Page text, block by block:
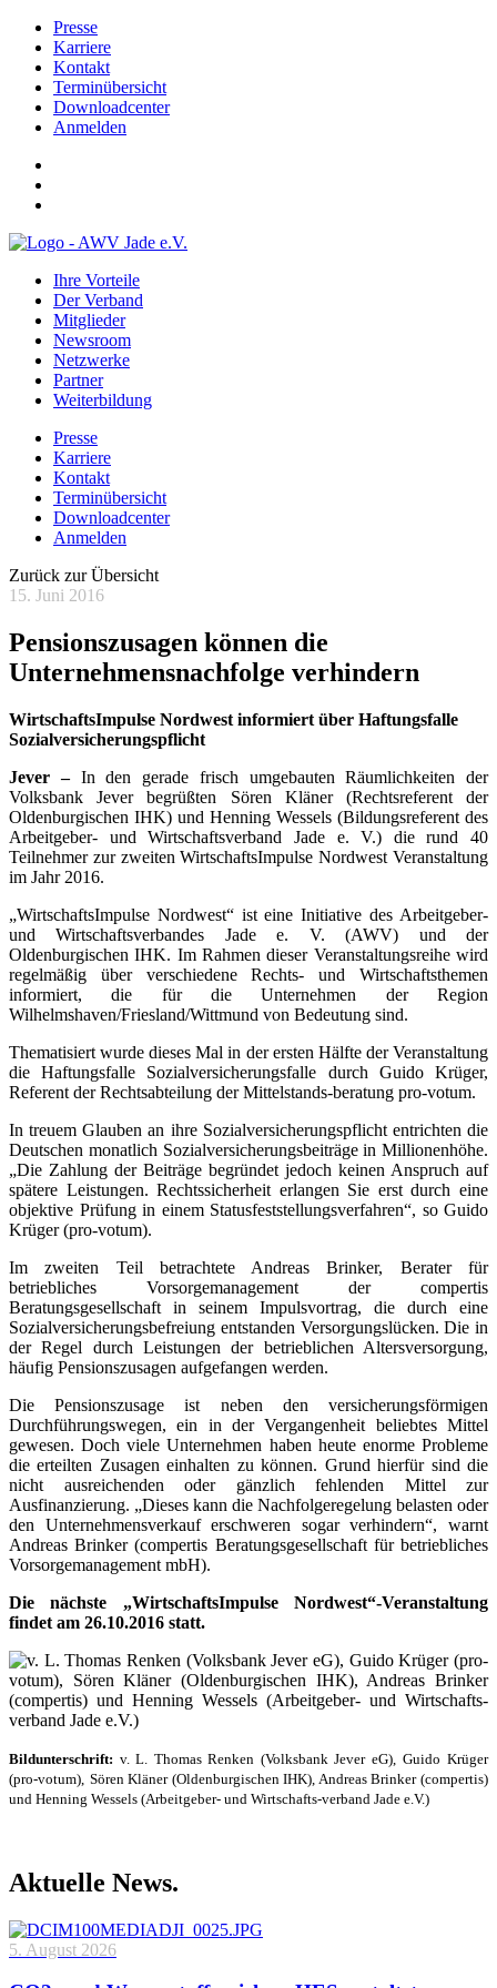
Presse
Karriere
Kontakt
Terminübersicht
Downloadcenter
Anmelden
Ihre Vorteile
Der Verband
Mitglieder
Newsroom
Netzwerke
Partner
Weiterbildung
Presse
Karriere
Kontakt
Terminübersicht
Downloadcenter
Anmelden
Zurück zur Übersicht
15. Juni 2016
Pensionszusagen können die
Unternehmensnachfolge verhindern
WirtschaftsImpulse Nordwest informiert über Haftungsfalle
Sozialversicherungspflicht
Jever –In den gerade frisch umgebauten Räumlichkeiten der
Volksbank Jever begrüßten Sören Kläner (Rechtsreferent der
Oldenburgischen IHK) und Henning Wessels (Bildungsreferent des
Arbeitgeber- und Wirtschaftsverband Jade e. V.) die rund 40
Teilnehmer zur zweiten WirtschaftsImpulse Nordwest Veranstaltung
im Jahr 2016.
„WirtschaftsImpulse Nordwest“ ist eine Initiative des Arbeitgeber-
und Wirtschaftsverbandes Jade e. V. (AWV) und der
Oldenburgischen IHK. Im Rahmen dieser Veranstaltungsreihe wird
regelmäßig über verschiedene Rechts- und Wirtschaftsthemen
informiert, die für die Unternehmen der Region
Wilhelmshaven/Friesland/Wittmund von Bedeutung sind.
Thematisiert wurde dieses Mal in der ersten Hälfte der Veranstaltung
die Haftungsfalle Sozialversicherungsfalle durch Guido Krüger,
Referent der Rechtsabteilung der Mittelstands-beratung pro-votum.
In treuem Glauben an ihre Sozialversicherungspflicht entrichten die
Deutschen monatlich Sozialversicherungsbeiträge in Millionenhöhe.
„Die Zahlung der Beiträge begründet jedoch keinen Anspruch auf
spätere Leistungen. Rechtssicherheit erlangen Sie erst durch eine
objektive Prüfung in einem Statusfeststellungsverfahren“, so Guido
Krüger (pro-votum).
Im zweiten Teil betrachtete Andreas Brinker, Berater für
betriebliches Vorsorgemanagement der compertis
Beratungsgesellschaft in seinem Impulsvortrag, die durch eine
Sozialversicherungsbefreiung entstanden Versorgungslücken. Die in
der Regel durch Leistungen der betrieblichen Altersversorgung,
häufig Pensionszusagen aufgefangen werden.
Die Pensionszusage ist neben den versicherungsförmigen
Durchführungswegen, ein in der Vergangenheit beliebtes Mittel
gewesen. Doch viele Unternehmen haben heute enorme Probleme
die erteilten Zusagen einhalten zu können. Grund hierfür sind die
nicht ausreichenden oder gänzlich fehlenden Mittel zur
Ausfinanzierung. „Dieses kann die Nachfolgeregelung belasten oder
den Unternehmensverkauf erschweren sogar verhindern“, warnt
Andreas Brinker (compertis Beratungsgesellschaft für betriebliches
Vorsorgemanagement mbH).
Die nächste „WirtschaftsImpulse Nordwest“-Veranstaltung
findet am 26.10.2016 statt.
Bildunterschrift: v. L. Thomas Renken (Volksbank Jever eG),
Guido Krüger
(pro-votum), Sören Kläner (Oldenburgischen IHK), Andreas Brinker (compertis)
und Henning Wessels (Arbeitgeber- und Wirtschafts-verband Jade e.V.)
Aktuelle News.
5. August 2026